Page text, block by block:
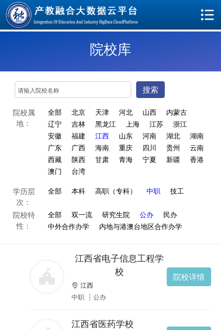
院校库
搜索
院校属
地：
全部 北京 天津 河北 山西
内蒙古
辽宁
吉林 黑龙江 上海 江苏
浙江
安徽
福建 江西 山东 河南 湖北
湖南
广东
广西 海南 重庆 四川 贵州
云南
西藏
陕西 甘肃 青海 宁夏 新疆
香港
澳门
台湾
学历层
次：
全部 本科 高职（专科） 中职 技工
院校特
性：
全部 双一流 研究生院 公办
民办
中外合作办学
内地与港澳台地区合作办学
江西省电子信息工程学
校
江西
中职
公办
院校详情
江西省医药学校